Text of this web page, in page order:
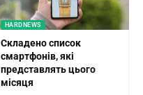
HARDNEWS
Складено список
смартфонів, які
представлять цього
місяця